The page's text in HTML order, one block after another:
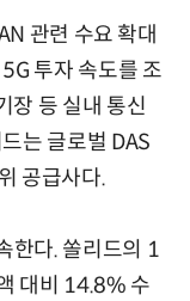
관련 수요 확대
투자 속도를 조
장 등 실내 통신
는 글로벌 DAS
공급사다.
한다. 쏠리드의 1
대비 14.8% 수